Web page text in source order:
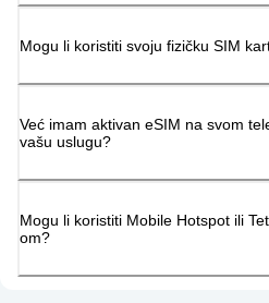
Mogu li koristiti svoju fizičku SIM
Već imam aktivan eSIM na svom
vašu uslugu?
Mogu li koristiti Mobile Hotspot ili
om?